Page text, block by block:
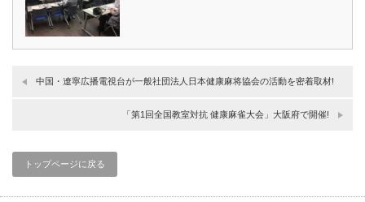
中国・遼寧広播電視台が一般社団法人日本健康麻将協会の活動を密着取材!
「第1回全国教室対抗 健康麻雀大会」大阪府で開催!
トップページに戻る